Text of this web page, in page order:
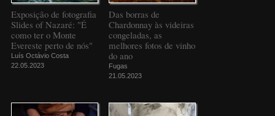
Exposição de fotografia
Slides of Nazaré: "É
como ter o Monte
Evereste perto de nós"
Luís Octávio Costa
22.05.2023
Das borras de
Chardonnay às videiras
congeladas, as
melhores fotos de vinho
do ano
Fugas
21.05.2023